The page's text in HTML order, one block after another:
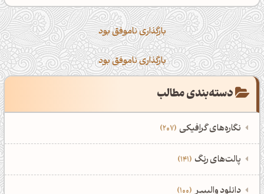
بارگذاری ناموفق بود
بارگذاری ناموفق بود
دسته‌بندی مطالب
نگاره‌های گرافیکی 207
‌همه دسته‌بندی‌های نگاره‌های گرافیکی
نمایش همه نگاره‌ها
‌پالت‌های رنگ 141
‌همه دسته‌بندی‌های پالت‌های رنگ
100